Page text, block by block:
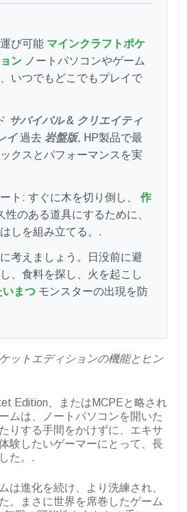
び可能 マインクラフトポケ
ン ノートパソコンやゲーム
いつでもどこでもプレイで
サバイバル& クリエイティ
イ過去 岩盤版, HP製品で最
クスとパフォーマンスを実
ト: すぐに木を切り倒し、 作
性のある道具にするために、
しを組み立てる。.
考えましょう。日没前に避
、食料を探し、火を起こし
いまつ モンスターの出現を防
ットエディションの機能とヒン
Edition、またはMCPEと略され
ムは、ノートパソコンを開いた
りする手間をかけずに、エキサ
験したいゲーマーにとって、長
た。.
は進化を続け、より洗練され、
。まさに世界を席巻したゲーム